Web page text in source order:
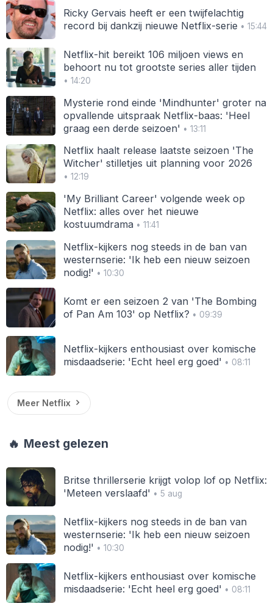
Ricky Gervais heeft er een twijfelachtig
record bij dankzij nieuwe Netflix-serie • 15:44
Netflix-hit bereikt 106 miljoen views en
behoort nu tot grootste series aller tijden
• 14:20
Mysterie rond einde 'Mindhunter' groter na
opvallende uitspraak Netflix-baas: 'Heel
graag een derde seizoen' • 13:11
Netflix haalt release laatste seizoen 'The
Witcher' stilletjes uit planning voor 2026
• 12:19
'My Brilliant Career' volgende week op
Netflix: alles over het nieuwe
kostuumdrama• 11:41
Netflix-kijkers nog steeds in de ban van
westernserie: 'Ik heb een nieuw seizoen
nodig!' • 10:30
Komt er een seizoen 2 van 'The Bombing
of Pan Am 103' op Netflix? • 09:39
Netflix-kijkers enthousiast over komische
misdaadserie: 'Echt heel erg goed' • 08:11
Meer Netflix
🔥 Meest gelezen
Britse thrillerserie krijgt volop lof op Netflix:
'Meteen verslaafd' • 5 aug
Netflix-kijkers nog steeds in de ban van
westernserie: 'Ik heb een nieuw seizoen
nodig!' • 10:30
Netflix-kijkers enthousiast over komische
misdaadserie: 'Echt heel erg goed' • 08:11